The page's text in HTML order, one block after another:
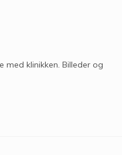
klinikken. Billeder og